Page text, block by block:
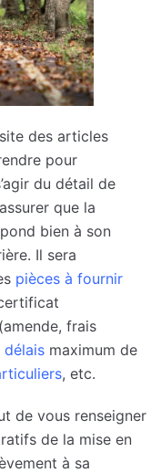
des articles
pour
du détail de
que la
bien à son
Il sera
pièces à fournir
frais
délais maximum de
, etc.
de vous renseigner
de la mise en
à sa